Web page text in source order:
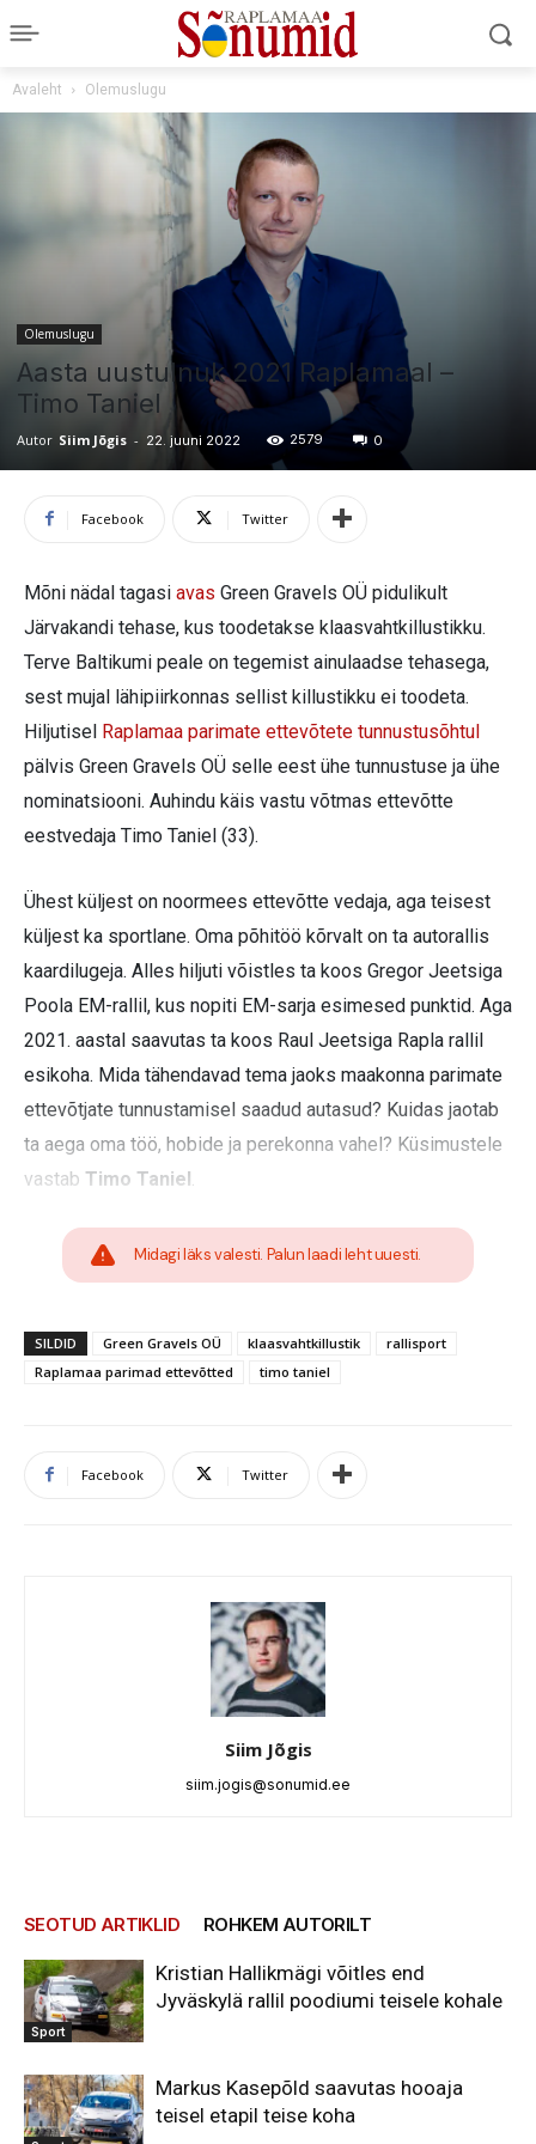
Avaleht Olemuslugu
Olemuslugu
Aasta uustulnuk 2021 Raplamaal –
Timo Taniel
Autor Siim Jõgis - 22. juuni 2022 2579 0
Facebook Twitter
Mõni nädal tagasi avas Green Gravels OÜ pidulikult
Järvakandi tehase, kus toodetakse klaasvahtkillustikku.
Terve Baltikumi peale on tegemist ainulaadse tehasega,
sest mujal lähipiirkonnas sellist killustikku ei toodeta.
Hiljutisel Raplamaa parimate ettevõtete tunnustusõhtul
pälvis Green Gravels OÜ selle eest ühe tunnustuse ja ühe
nominatsiooni. Auhindu käis vastu võtmas ettevõtte
eestvedaja Timo Taniel (33).
Ühest küljest on noormees ettevõtte vedaja, aga teisest
küljest ka sportlane. Oma põhitöö kõrvalt on ta autorallis
kaardilugeja. Alles hiljuti võistles ta koos Gregor Jeetsiga
Poola EM-rallil, kus nopiti EM-sarja esimesed punktid. Aga
2021. aastal saavutas ta koos Raul Jeetsiga Rapla rallil
esikoha. Mida tähendavad tema jaoks maakonna parimate
ettevõtjate tunnustamisel saadud autasud? Kuidas jaotab
ta aega oma töö, hobide ja perekonna vahel? Küsimustele
vastab Timo Taniel
Midagi läks valesti. Palun laadi leht uuesti.
SILDID Green Gravels OÜ klaasvahtkillustik
rallisport
Raplamaa parimad ettevõtted
timo taniel
Facebook Twitter
Siim Jõgis
siim.jogis@sonumid.ee
SEOTUD ARTIKLID ROHKEM AUTORILT
Sport
Kristian Hallikmägi võitles end
Jyväskylä rallil poodiumi teisele kohale
Markus Kasepõld saavutas hooaja
teisel etapil teise koha